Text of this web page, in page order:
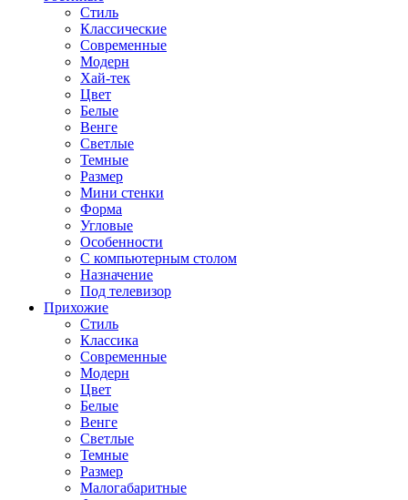
Стиль
Классические
Современные
Модерн
Хай-тек
Цвет
Белые
Венге
Светлые
Темные
Размер
Мини стенки
Форма
Угловые
Особенности
С компьютерным столом
Назначение
Под телевизор
Прихожие
Стиль
Классика
Современные
Модерн
Цвет
Белые
Венге
Светлые
Темные
Размер
Малогабаритные